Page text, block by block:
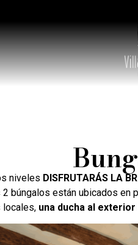
niveles DISFRUTARÁS LA
búngalos están ubicados en
locales, una ducha al